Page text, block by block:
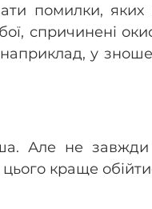
помилки,
спричинені
у
Але не завжди
краще